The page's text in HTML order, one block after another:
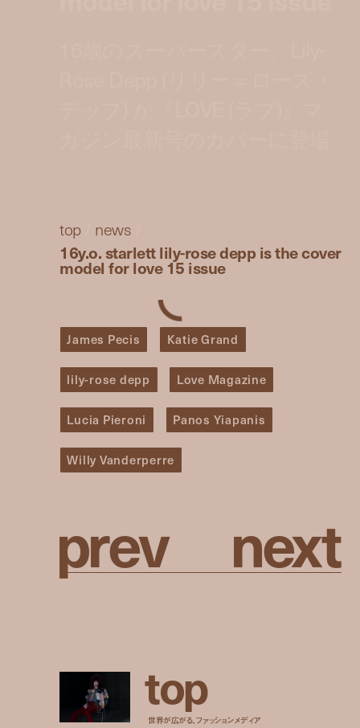
top/ news
16y.o. starlett lily-rose depp is the cover
model for love 15 issue
James Pecis Katie Grand
lily-rose depp Love Magazine
Lucia Pieroni Panos Yiapanis
Willy Vanderperre
prev next
top
世界が広がる、ファッションメディア